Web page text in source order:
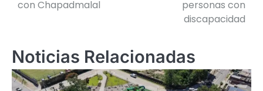
entradas
con Chapadmalal
personas con
discapacidad
Noticias Relacionadas